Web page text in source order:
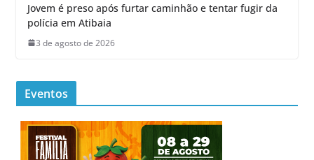
Jovem é preso após furtar caminhão e tentar fugir da
polícia em Atibaia
3 de agosto de 2026
Eventos